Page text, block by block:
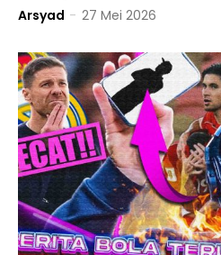
Arsyad - 27 Mei 2026